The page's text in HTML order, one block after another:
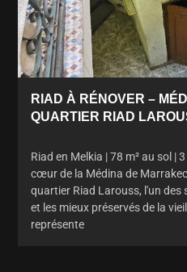
RIAD À RÉNOVER –
QUARTIER RIAD
Riad en Melkia | 78 m² au sol |
cœur de la Médina de
quartier Riad Larouss, l'un des
et les mieux préservés de la
représente